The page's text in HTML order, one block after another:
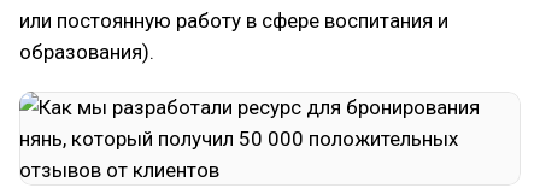
или постоянную работу в сфере воспитания и
образования).